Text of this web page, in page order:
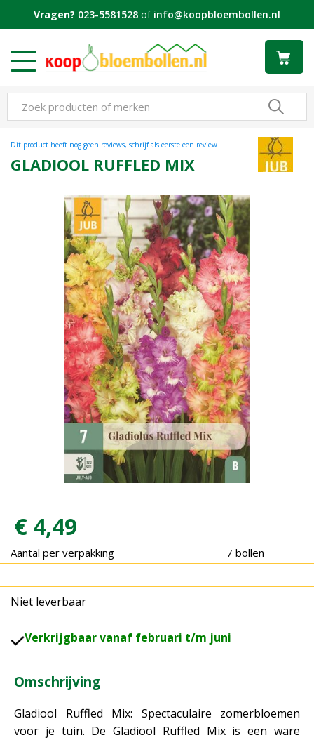
Vragen? 023-5581528 of info@koopbloembollen.nl
GLADIOOL RUFFLED MIX
Dit product heeft nog geen reviews, schrijf als eerste een review
€ 4,49
Aantal per verpakking 7 bollen
Niet leverbaar
Verkrijgbaar vanaf februari t/m juni
Omschrijving
Gladiool Ruffled Mix: Spectaculaire zomerbloemen
voor je tuin. De Gladiool Ruffled Mix is een ware